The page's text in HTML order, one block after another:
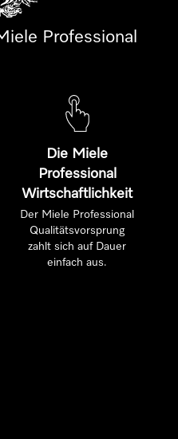
Professional
Die Miele
Professional
Wirtschaftlichkeit
Der Miele Professional
Qualitätsvorsprung
zahlt sich auf Dauer
einfach aus.